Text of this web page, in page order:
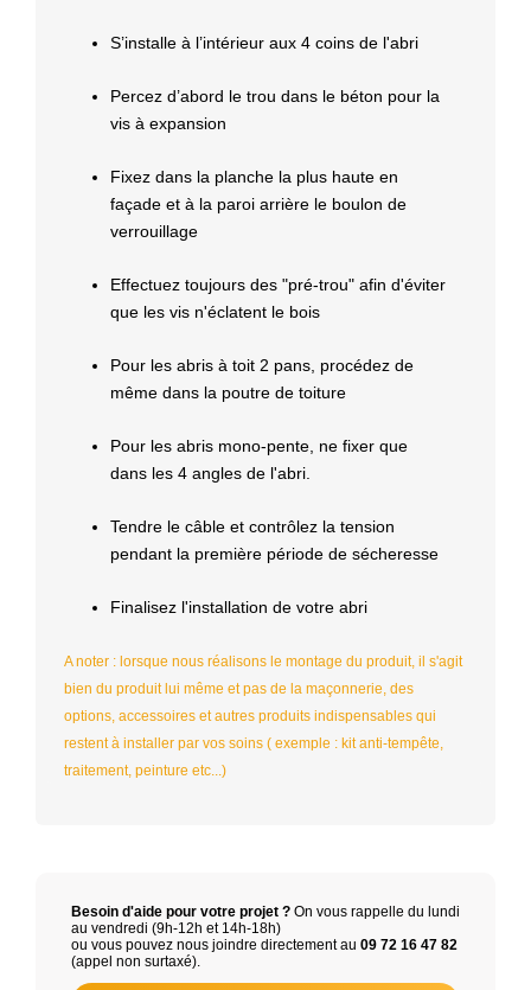
S’installe à l’intérieur aux 4 coins de l'abri
Percez d’abord le trou dans le béton pour la
vis à expansion
Fixez dans la planche la plus haute en
façade et à la paroi arrière le boulon de
verrouillage
Effectuez toujours des "pré-trou" afin d'éviter
que les vis n'éclatent le bois
Pour les abris à toit 2 pans, procédez de
même dans la poutre de toiture
Pour les abris mono-pente, ne fixer que
dans les 4 angles de l'abri.
Tendre le câble et contrôlez la tension
pendant la première période de sécheresse
Finalisez l'installation de votre abri
A noter : lorsque nous réalisons le montage du produit, il s'agit
bien du produit lui même et pas de la maçonnerie, des
options, accessoires et autres produits indispensables qui
restent à installer par vos soins ( exemple : kit anti-tempête,
traitement, peinture etc...)
Besoin d'aide pour votre projet ? On vous rappelle du lundi
au vendredi (9h-12h et 14h-18h)
ou vous pouvez nous joindre directement au 09 72 16 47 82
(appel non surtaxé).